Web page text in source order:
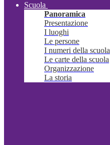
Scuola
Panoramica
Presentazione
I luoghi
Le persone
I numeri della scuola
Le carte della scuola
Organizzazione
La storia